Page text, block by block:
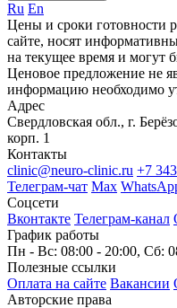
Ru En
Цены и сроки готовности
сайте, носят
на текущее время и могут
Ценовое предложение не
информацию необходимо
Адрес
Свердловская обл., г.
корп. 1
Контакты
clinic@neuro-clinic.ru +7
Телеграм-чат Max
Соцсети
Вконтакте Телеграм-канал
График работы
Пн - Вс: 08:00 - 20:00, Сб:
Полезные ссылки
Оплата на сайте Вакансии
Авторские права